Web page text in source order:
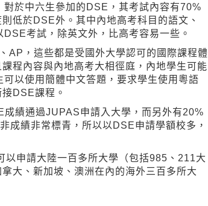
於中六生參加的DSE，其考試內容有70%
低於DSE外。其中內地高考科目的語文、
考試，除英文外，比高考容易一些。
AP，這些都是受國外大學認可的國際課程體
程內容與內地高考大相徑庭，內地學生可能
以使用簡體中文答題，要求學生使用粵語
DSE課程。
績通過JUPAS申請入大學，而另外有20%
成績非常標青，所以以DSE申請學額校多，
申請大陸一百多所大學（包括985、211大
大、新加坡、澳洲在內的海外三百多所大